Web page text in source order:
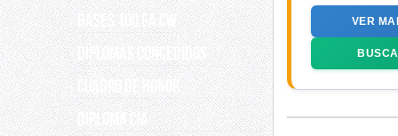
BASES 100 EA CW
DIPLOMAS CONCEDIDOS
Cuadro de Honor
DIPLOMA CIA
VER